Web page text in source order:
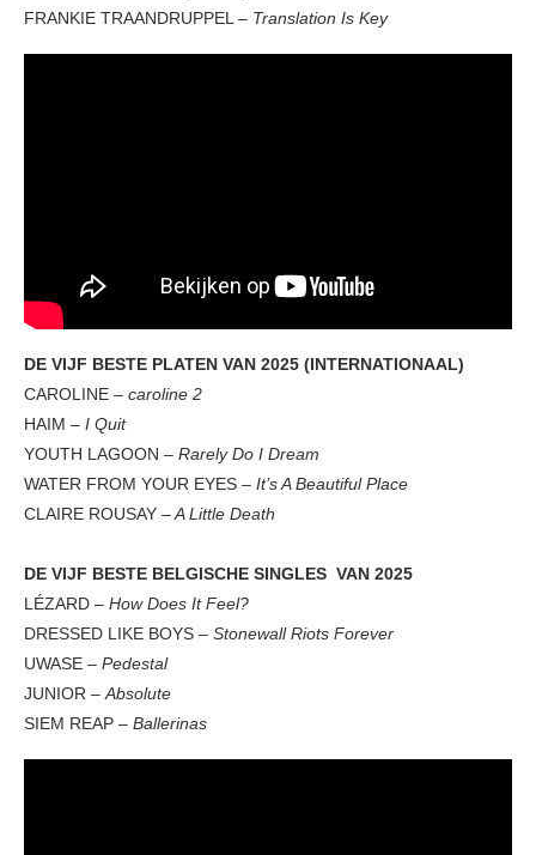
FRANKIE TRAANDRUPPEL – Translation Is Key
DE VIJF BESTE PLATEN VAN 2025 (INTERNATIONAAL)
CAROLINE – caroline 2
HAIM – I Quit
YOUTH LAGOON – Rarely Do I Dream
WATER FROM YOUR EYES – It’s A Beautiful Place
CLAIRE ROUSAY –A Little Death
DE VIJF BESTE BELGISCHE SINGLES VAN 2025
LÉZARD – How Does It Feel?
DRESSED LIKE BOYS – Stonewall Riots Forever
UWASE – Pedestal
JUNIOR – Absolute
SIEM REAP – Ballerinas